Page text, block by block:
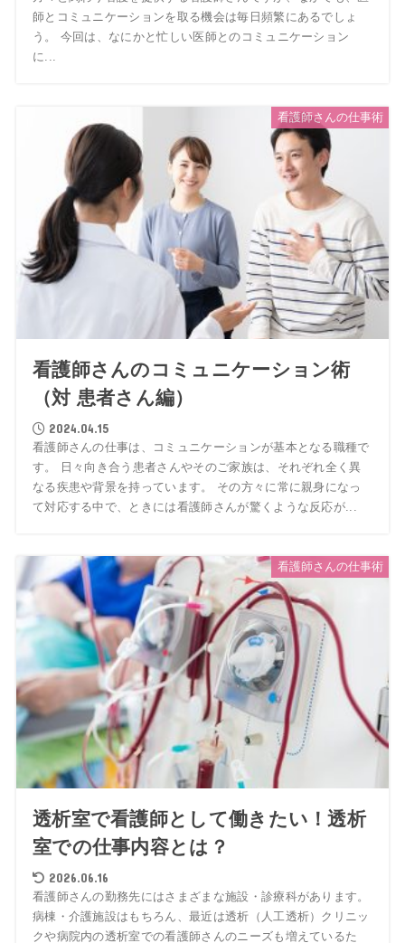
師とコミュニケーションを取る機会は毎日頻繁にあるでしょ
う。 今回は、なにかと忙しい医師とのコミュニケーション
に...
看護師さんの仕事術
看護師さんのコミュニケーション術
（対 患者さん編）
2024.04.15
看護師さんの仕事は、コミュニケーションが基本となる職種で
す。 日々向き合う患者さんやそのご家族は、それぞれ全く異
なる疾患や背景を持っています。 その方々に常に親身になっ
て対応する中で、ときには看護師さんが驚くような反応が...
看護師さんの仕事術
透析室で看護師として働きたい！透析
室での仕事内容とは？
2026.06.16
看護師さんの勤務先にはさまざまな施設・診療科があります。
病棟・介護施設はもちろん、最近は透析（人工透析）クリニッ
クや病院内の透析室での看護師さんのニーズも増えているた